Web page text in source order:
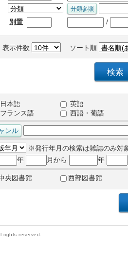
別置 /
表示件数 ソート順
日本語
英語
フランス語
西語・葡語
※発行年月の検索は雑誌のみ対
年
月から 年
央図書館 西部図書館
rights reserved.